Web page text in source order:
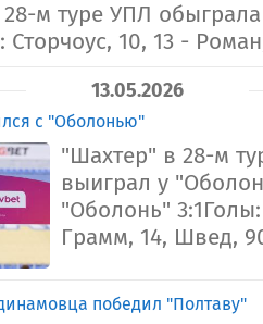
м туре УПЛ
Сторчоус, 10, 13 -
13.05.2026
с "Оболонью"
"Шахтер" в 28-м
выиграл у
"Оболонь"
Грамм, 14, Швед,
победил "Полтаву"